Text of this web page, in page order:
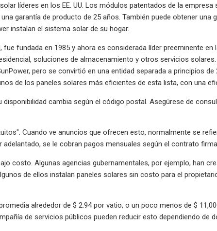
líderes en los EE. UU. Los módulos patentados de la
garantía de producto de 25 años. También puede obtener una
instalan el sistema solar de su hogar.
fue fundada en 1985 y ahora es considerada líder preeminente en
soluciones de almacenamiento y otros servicios
pero se convirtió en una entidad separada a principios
de los paneles solares más eficientes de esta lista, con una
cambia según el código postal. Asegúrese de
Cuando ve anuncios que ofrecen esto, normalmente se
se le cobran pagos mensuales según el contrato
costo. Algunas agencias gubernamentales, por ejemplo, han
de ellos instalan paneles solares sin costo para el
alrededor de $ 2.94 por vatio, o un poco menos de $
de servicios públicos pueden reducir esto dependiendo de